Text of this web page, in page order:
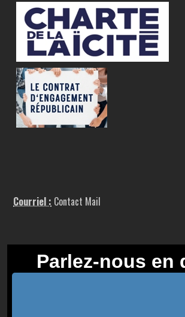
Courriel : Contact Mail